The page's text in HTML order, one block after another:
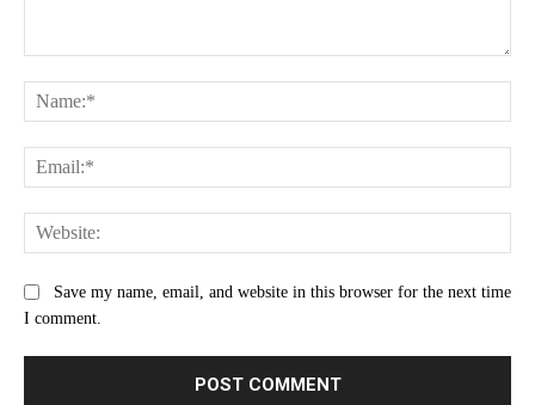
Save my name, email, and website in this browser for the next time
I comment.